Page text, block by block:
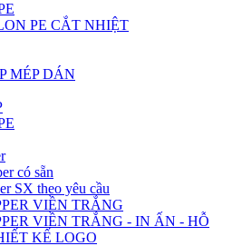
PE CẮT NHIỆT
MÉP DÁN
có sẵn
SX theo yêu cầu
VIỀN TRẮNG
VIỀN TRẮNG - IN ẤN - HỖ
KẾ LOGO